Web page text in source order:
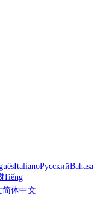
ItalianoРусскийBahasa
Tiếng
简体中文